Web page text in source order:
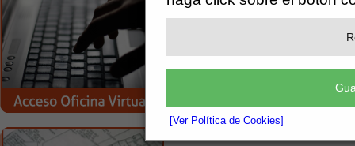
[Ver Política de Cookies]